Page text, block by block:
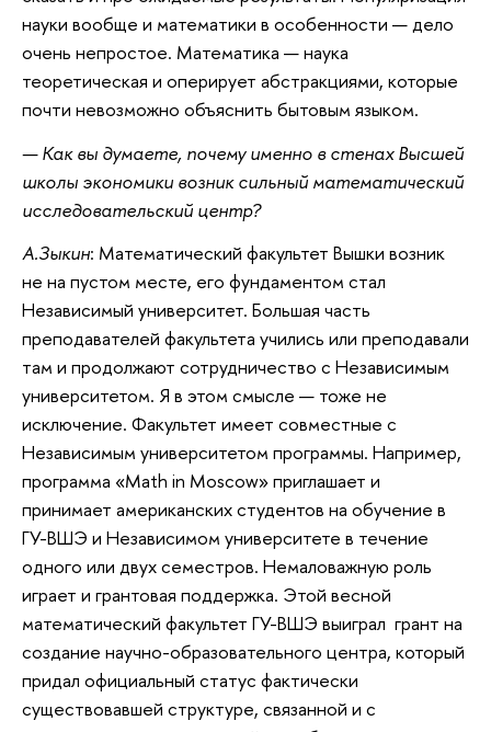
науки вообще и математики в особенности — дело
очень непростое. Математика — наука
теоретическая и оперирует абстракциями, которые
почти невозможно объяснить бытовым языком.
— Как вы думаете, почему именно в стенах Высшей
школы экономики возник сильный математический
исследовательский центр?
А.Зыкин: Математический факультет Вышки возник
не на пустом месте, его фундаментом стал
Независимый университет. Большая часть
преподавателей факультета учились или преподавали
там и продолжают сотрудничество с Независимым
университетом. Я в этом смысле — тоже не
исключение. Факультет имеет совместные с
Независимым университетом программы. Например,
программа «Math in Moscow» приглашает и
принимает американских студентов на обучение в
ГУ-ВШЭ и Независимом университете в течение
одного или двух семестров. Немаловажную роль
играет и грантовая поддержка. Этой весной
математический факультет ГУ-ВШЭ выиграл грант на
создание научно-образовательного центра, который
придал официальный статус фактически
существовавшей структуре, связанной и с